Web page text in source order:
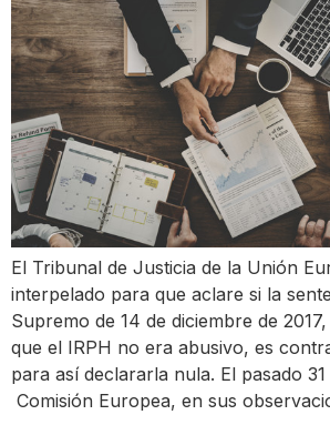
El Tribunal de Justicia de la Unión
interpelado para que aclare si la
Supremo de 14 de diciembre de
que el IRPH no era abusivo, es
para así declararla nula. El pasado
Comisión Europea, en sus